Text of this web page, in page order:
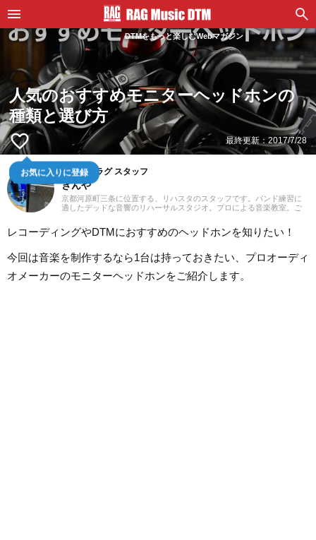
DTMをもっと楽しむWebマガジン
人気のおすすめモニターヘッドホンの
種類と選び方
favorite_border
お気に入りに登録
最終更新： 2017/7/28
スタジオラグ スタッフ
きんや
京都河原町三条に位置する、リハスタのスタッフです。バンド練習に
適したデッドな音響のリハーサルスタジオ。プロによる音楽教室。ご
ジオラグらしさ」を追求してまいります。
レコーディングやDTMにおすすめのヘッドホンを知りたい！
今回は音楽を制作するなら1台は持っておきたい、プロオーディ
オメーカーのモニターヘッドホンをご紹介します。